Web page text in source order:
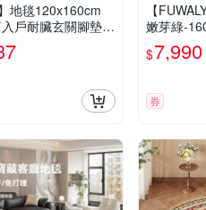
地毯120x160cm
戶耐臟玄關腳墊
比利時絨地毯 進門
)
【
嫩芽綠-
多色 溫
生活美學)
$7,990
券